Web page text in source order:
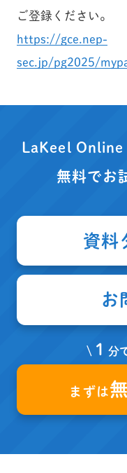
ご登録ください。
https://gce.nep-
sec.jp/pg2025/
LaKeel Online
無料でお
資料
お
\ １分
まずは